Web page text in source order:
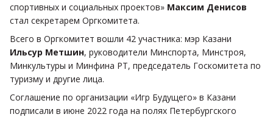
спортивных и социальных проектов» Максим Денисов
стал секретарем Оргкомитета.
Всего в Оргкомитет вошли 42 участника: мэр Казани
Ильсур Метшин, руководители Минспорта, Минстроя,
Минкультуры и Минфина РТ, председатель Госкомитета по
туризму и другие лица.
Соглашение по организации «Игр Будущего» в Казани
подписали в июне 2022 года на полях Петербургского